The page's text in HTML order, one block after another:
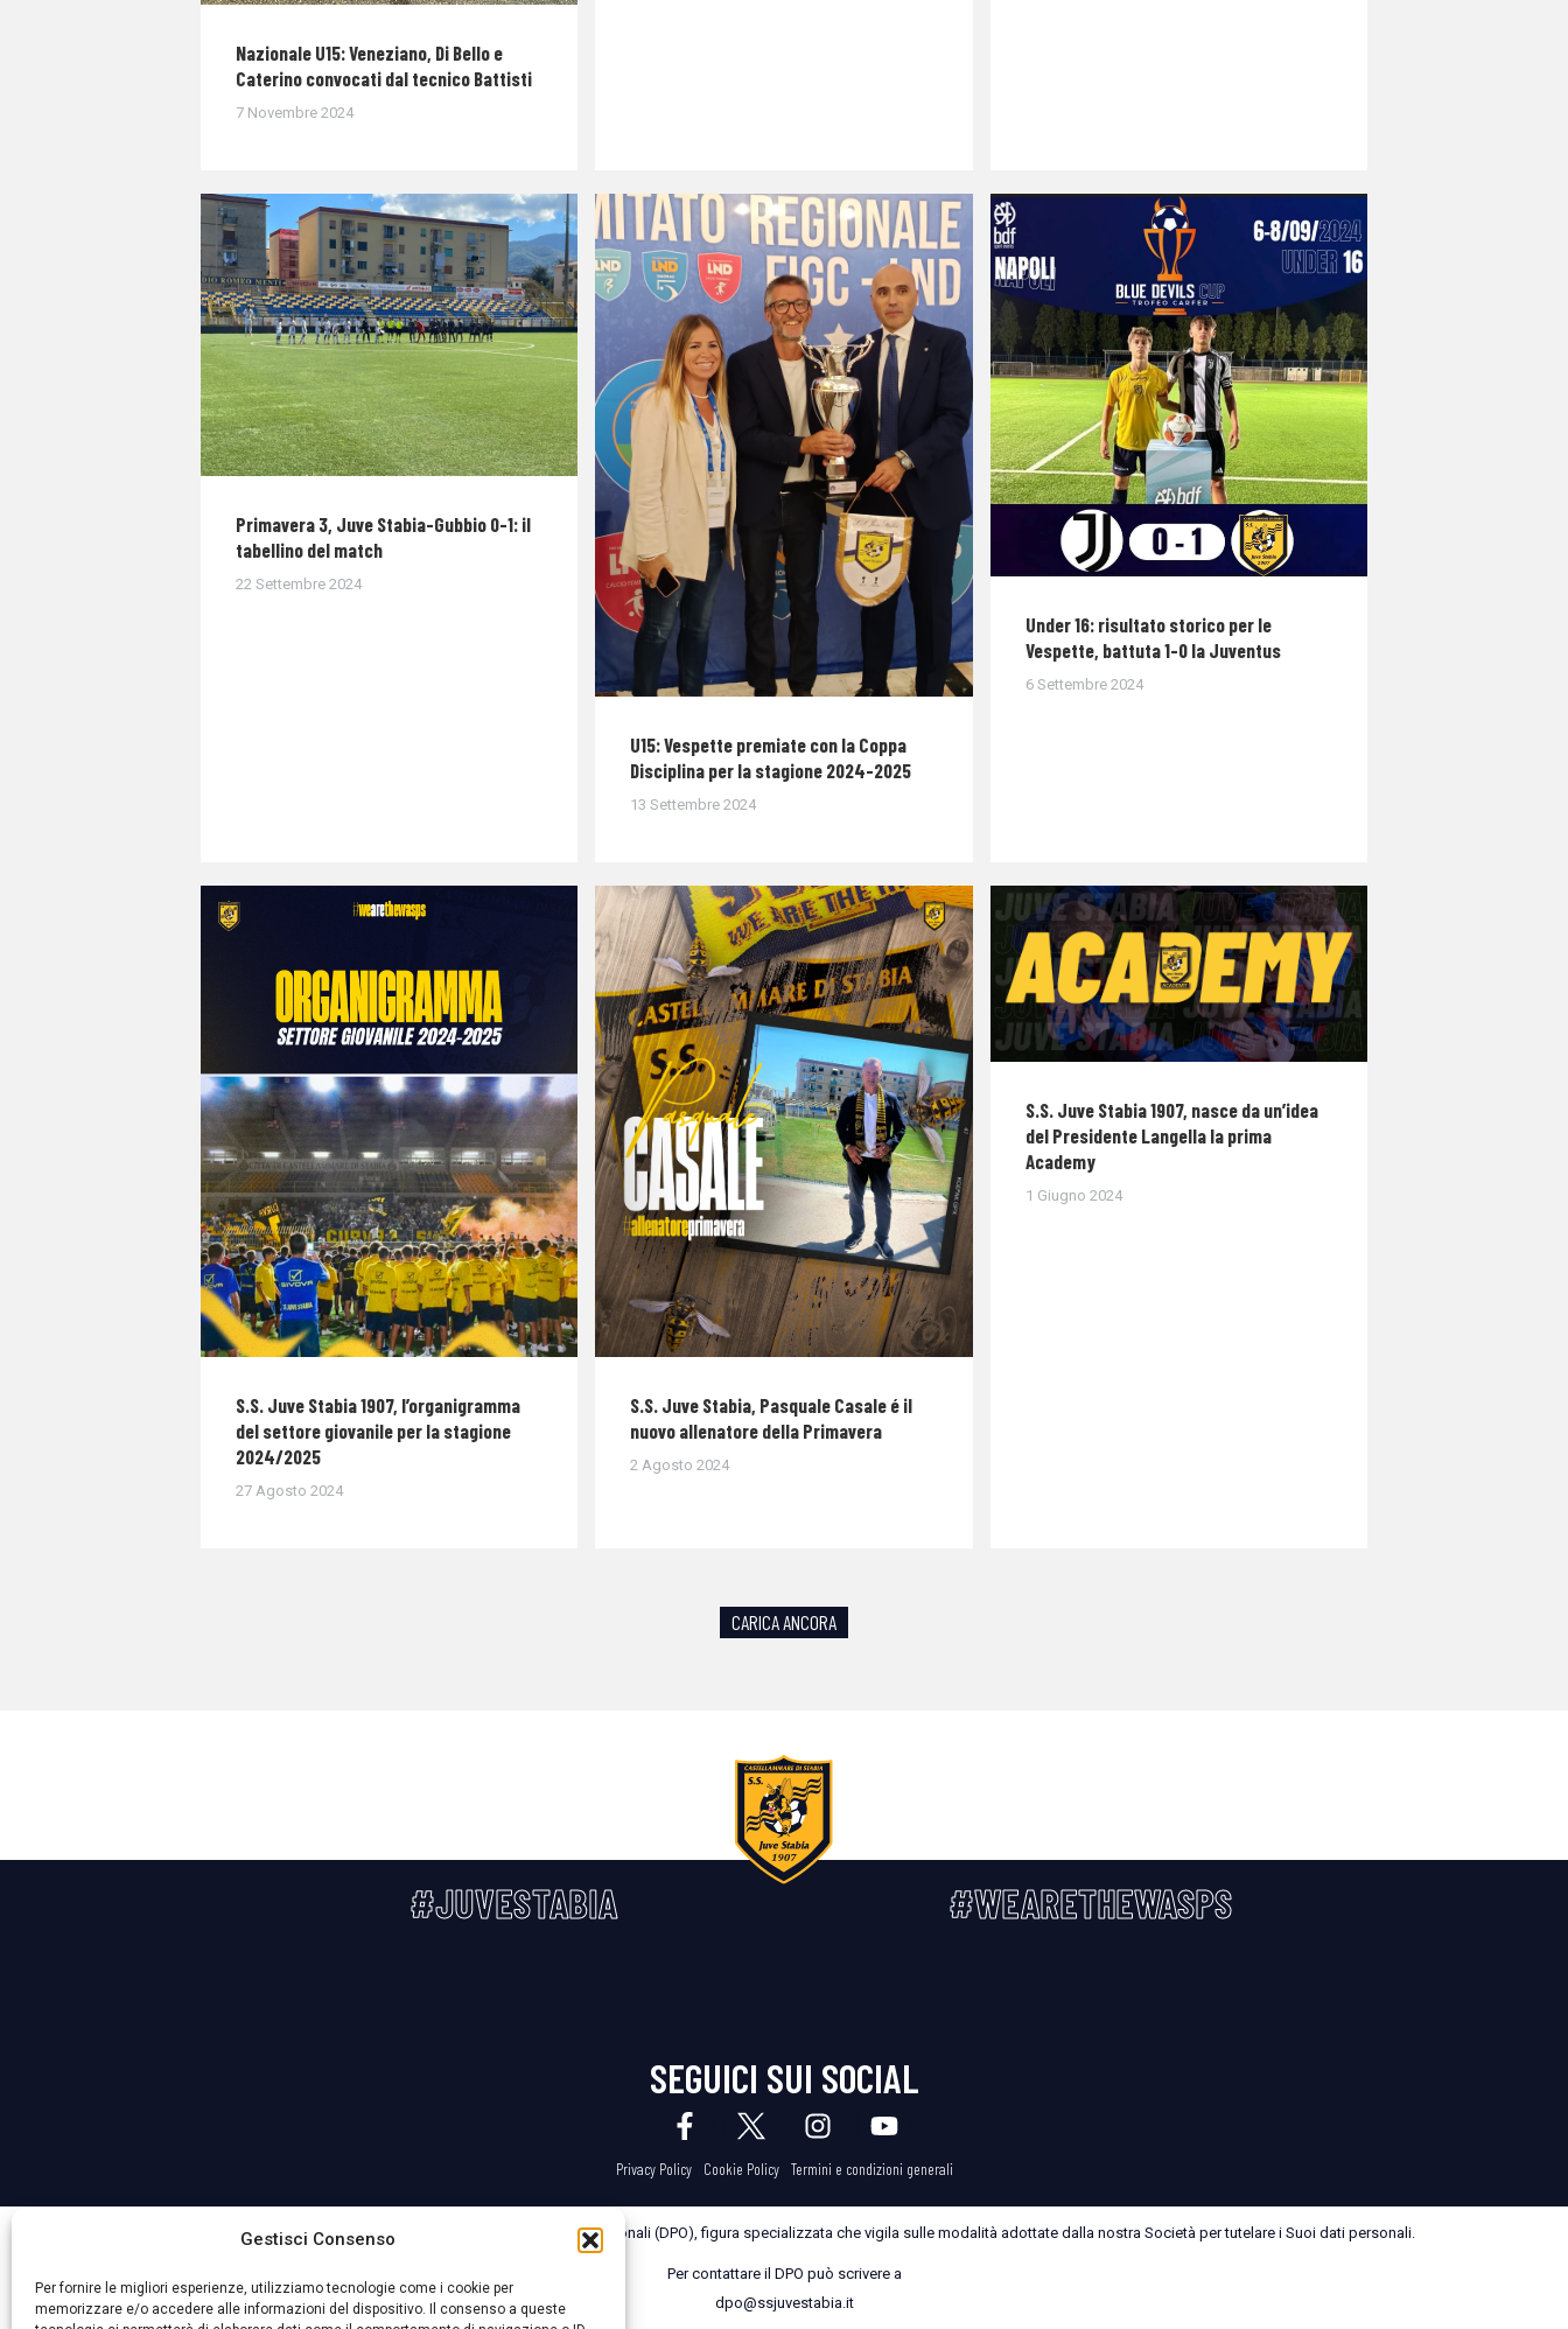
Gestisci Consenso
Per fornire le migliori esperienze, utilizziamo tecnologie come i cookie per
memorizzare e/o accedere alle informazioni del dispositivo. Il consenso a queste
Nazionale U15: Veneziano, Di Bello e
Caterino convocati dal tecnico Battisti
7 Novembre 2024
Primavera 3, Juve Stabia-Gubbio 0-1: il
tabellino del match
22 Settembre 2024
U15: Vespette premiate con la Coppa
Disciplina per la stagione 2024-2025
13 Settembre 2024
Under 16: risultato storico per le
Vespette, battuta 1-0 la Juventus
6 Settembre 2024
S.S. Juve Stabia 1907, l’organigramma
del settore giovanile per la stagione
2024/2025
27 Agosto 2024
S.S. Juve Stabia, Pasquale Casale é il
nuovo allenatore della Primavera
2 Agosto 2024
S.S. Juve Stabia 1907, nasce da un’idea
del Presidente Langella la prima
Academy
1 Giugno 2024
CARICA ANCORA
#JUVESTABIA #WEARETHEWASPS
SEGUICI SUI SOCIAL
Privacy Policy Cookie Policy Termini e condizioni generali
La Società ha nominato il Responsabile della Protezione dei Dati Personali (DPO), figura specializzata che vigila sulle modalità adottate dalla nostra Società per tutelare i Suoi dati personali.
Per contattare il DPO può scrivere a
dpo@ssjuvestabia.it